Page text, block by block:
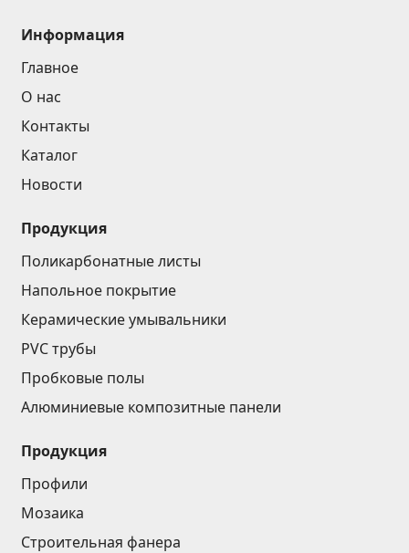
Информация
Главное
О нас
Контакты
Каталог
Новости
Продукция
Поликарбонатные листы
Напольное покрытие
Керамические умывальники
PVC трубы
Пробковые полы
Алюминиевые композитные панели
Продукция
Профили
Мозаика
Строительная фанера